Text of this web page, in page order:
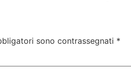
sono contrassegnati *